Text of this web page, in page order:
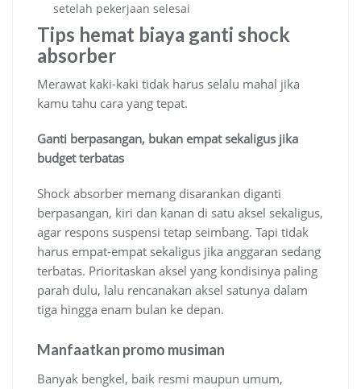
setelah pekerjaan selesai
Tips hemat biaya ganti shock
absorber
Merawat kaki-kaki tidak harus selalu mahal jika
kamu tahu cara yang tepat.
Ganti berpasangan, bukan empat sekaligus jika
budget terbatas
Shock absorber memang disarankan diganti
berpasangan, kiri dan kanan di satu aksel sekaligus,
agar respons suspensi tetap seimbang. Tapi tidak
harus empat-empat sekaligus jika anggaran sedang
terbatas. Prioritaskan aksel yang kondisinya paling
parah dulu, lalu rencanakan aksel satunya dalam
tiga hingga enam bulan ke depan.
Manfaatkan promo musiman
Banyak bengkel, baik resmi maupun umum,